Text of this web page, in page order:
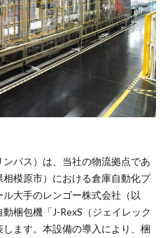
パス）は、当社の物流拠点であ
模原市）における倉庫自動化プ
大手のレンゴー株式会社（以
梱包機「J-RexS（ジェイレック
ます。本設備の導入により、梱